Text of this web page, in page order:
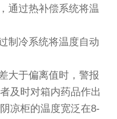
通过热补偿系统将温
制冷系统将温度自动
大于偏离值时，警报
及时对箱内药品作出
凉柜的温度宽泛在8-